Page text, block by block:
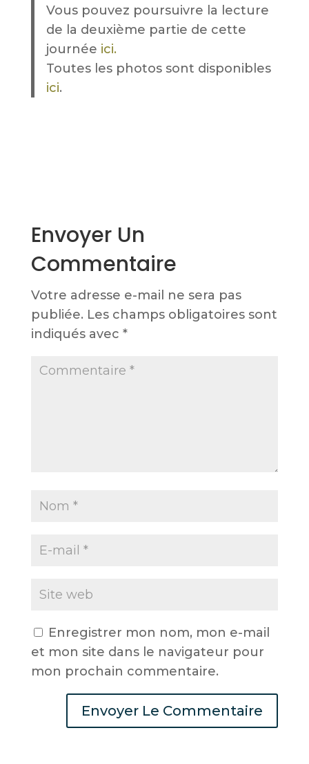
Vous pouvez poursuivre la lecture
de la deuxième partie de cette
journée ici.
Toutes les photos sont disponibles
ici.
Envoyer Un
Commentaire
Votre adresse e-mail ne sera pas
publiée. Les champs obligatoires sont
indiqués avec *
Enregistrer mon nom, mon e-mail
et mon site dans le navigateur pour
mon prochain commentaire.